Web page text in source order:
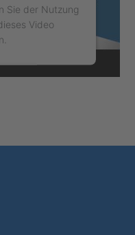
Sie der Nutzung
Video